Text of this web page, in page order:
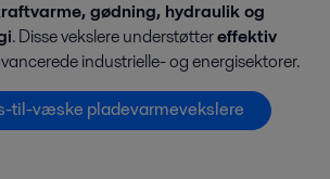
gødning, hydraulik og
. Disse vekslere understøttereffektiv
industrielle- og energisektorer.
til-væske pladevarmevekslere